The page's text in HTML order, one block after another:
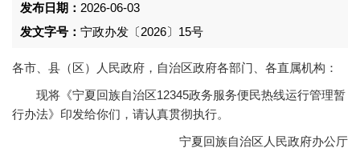
发布日期： 2026-06-03
发文字号： 宁政办发〔2026〕15号
各市、县（区）人民政府，自治区政府各部门、各直属机构：
现将《宁夏回族自治区12345政务服务便民热线运行管理暂
行办法》印发给你们，请认真贯彻执行。
宁夏回族自治区人民政府办公厅